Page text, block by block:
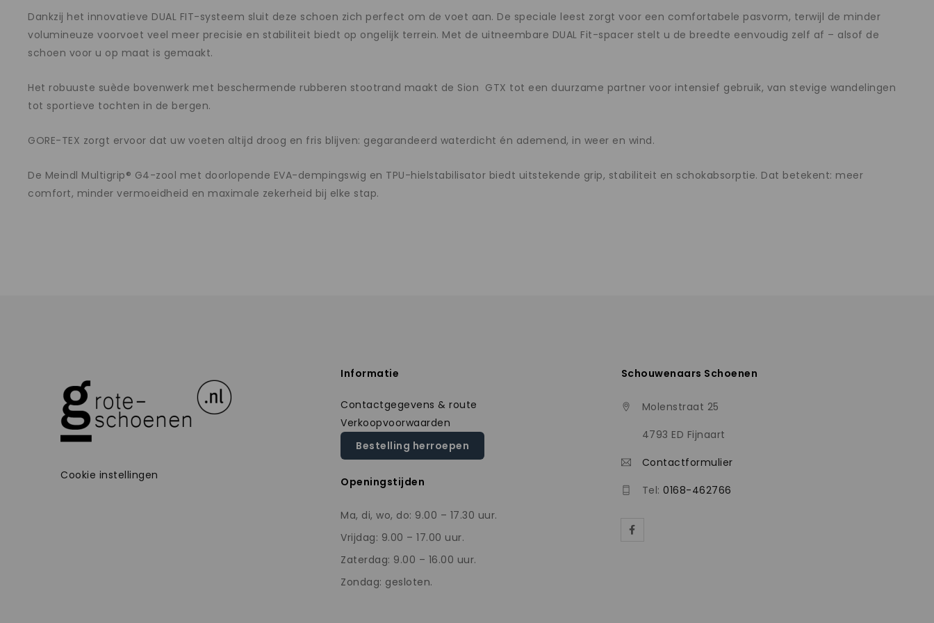
Dankzij het innovatieve DUAL FIT-systeem sluit deze schoen zich perfect om de voet aan. De speciale leest zorgt voor een comfortabele pasvorm, terwijl de minder
volumineuze voorvoet veel meer precisie en stabiliteit biedt op ongelijk terrein. Met de uitneembare DUAL Fit-spacer stelt u de breedte eenvoudig zelf af – alsof de
schoen voor u op maat is gemaakt.
Het robuuste suède bovenwerk met beschermende rubberen stootrand maakt de Sion GTX tot een duurzame partner voor intensief gebruik, van stevige wandelingen
tot sportieve tochten in de bergen.
GORE-TEX zorgt ervoor dat uw voeten altijd droog en fris blijven: gegarandeerd waterdicht én ademend, in weer en wind.
De Meindl Multigrip® G4-zool met doorlopende EVA-dempingswig en TPU-hielstabilisator biedt uitstekende grip, stabiliteit en schokabsorptie. Dat betekent: meer
comfort, minder vermoeidheid en maximale zekerheid bij elke stap.
Cookie instellingen
Informatie
Contactgegevens & route
Verkoopvoorwaarden
Bestelling herroepen
Openingstijden
Ma, di, wo, do: 9.00 – 17.30 uur.
Vrijdag: 9.00 – 17.00 uur.
Zaterdag: 9.00 – 16.00 uur.
Zondag: gesloten.
Schouwenaars Schoenen
Molenstraat 25
4793 ED Fijnaart
Contactformulier
Tel:0168-462766